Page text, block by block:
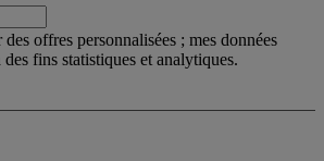
offres personnalisées ; mes données
fins statistiques et analytiques.